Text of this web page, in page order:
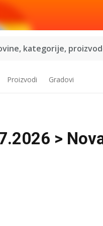
kategorije,
Proizvodi Gradovi
>